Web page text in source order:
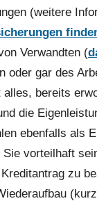
(weitere
Verwandten (
oder gar des
bereits
die
ebenfalls als
vorteilhaft
zu